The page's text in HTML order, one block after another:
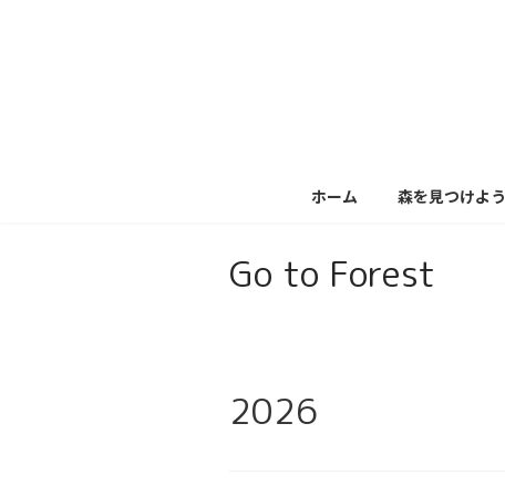
ホーム 森を見つけよう
Go to Forest
2026